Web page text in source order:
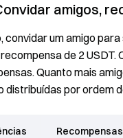
amigos,
convidar um amigo
de 2
Quanto mais
distribuídas por ordem
Recompensas